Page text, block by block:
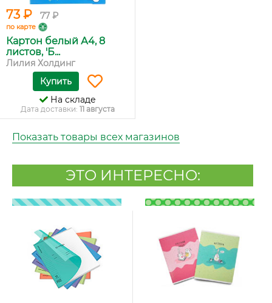
73 ₽ 77 ₽
по карте
Картон белый А4, 8
листов, 'Б...
Лилия Холдинг
Купить
На складе
Дата доставки: 11 августа
Показать товары всех магазинов
ЭТО ИНТЕРЕСНО: